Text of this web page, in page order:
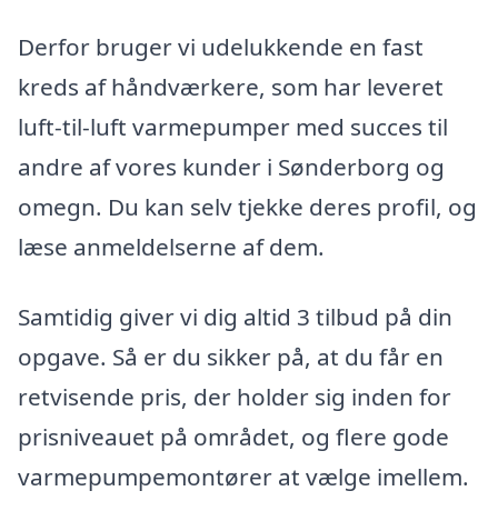
Derfor bruger vi udelukkende en fast
kreds af håndværkere, som har leveret
luft-til-luft varmepumper med succes til
andre af vores kunder i Sønderborg og
omegn. Du kan selv tjekke deres profil, og
læse anmeldelserne af dem.
Samtidig giver vi dig altid 3 tilbud på din
opgave. Så er du sikker på, at du får en
retvisende pris, der holder sig inden for
prisniveauet på området, og flere gode
varmepumpemontører at vælge imellem.